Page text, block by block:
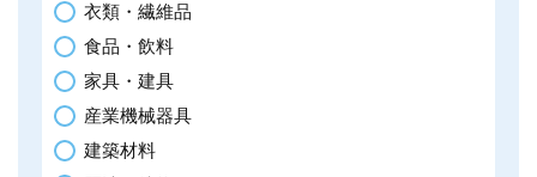
衣類・繊維品
食品・飲料
家具・建具
産業機械器具
建築材料